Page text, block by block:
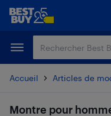
Passer
principal
Passer
Accueil Articles de
Montre pour